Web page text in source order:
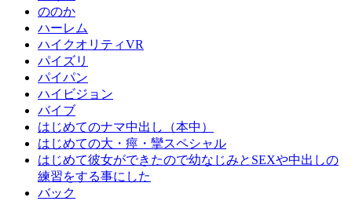
ののか
ハーレム
ハイクオリティVR
パイズリ
パイパン
ハイビジョン
バイブ
はじめてのナマ中出し（本中）
はじめての大・痙・攣スペシャル
はじめて彼女ができたので幼なじみとSEXや中出しの
練習をする事にした
バック